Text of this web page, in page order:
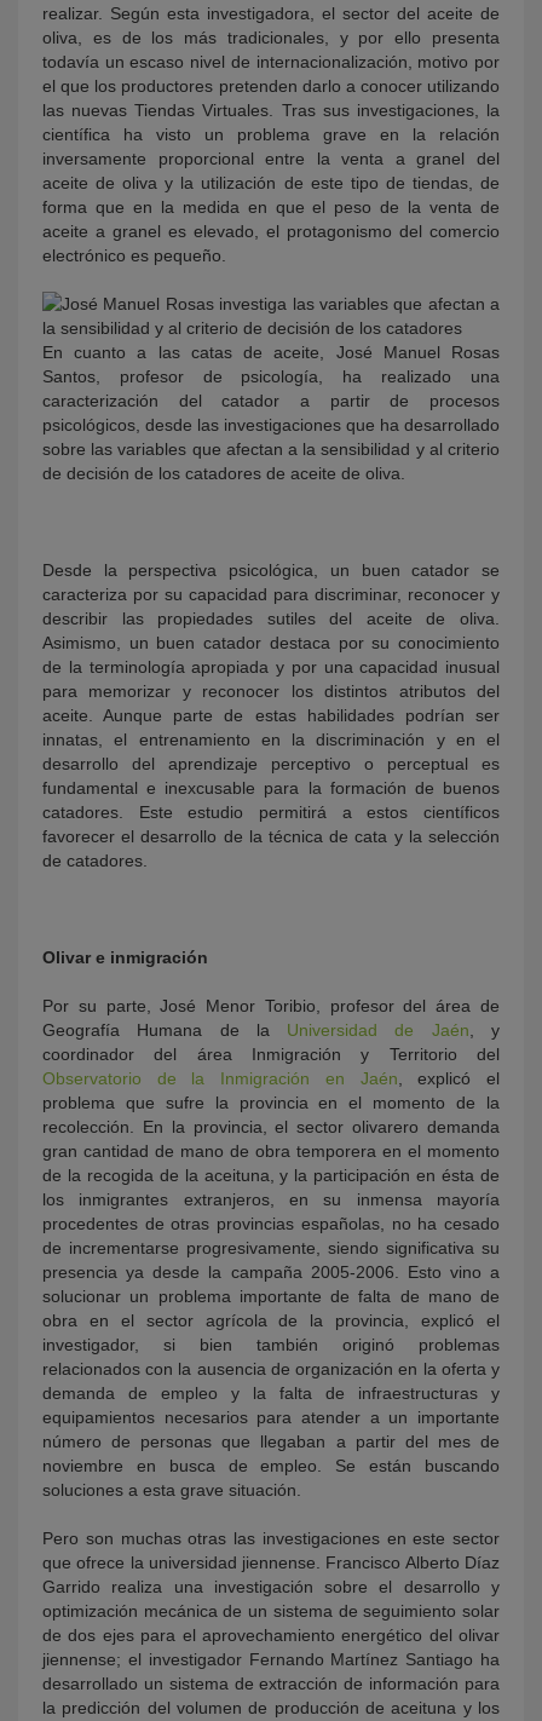
realizar. Según esta investigadora, el sector del aceite de
oliva, es de los más tradicionales, y por ello presenta
todavía un escaso nivel de internacionalización, motivo por
el que los productores pretenden darlo a conocer utilizando
las nuevas Tiendas Virtuales. Tras sus investigaciones, la
científica ha visto un problema grave en la relación
inversamente proporcional entre la venta a granel del
aceite de oliva y la utilización de este tipo de tiendas, de
forma que en la medida en que el peso de la venta de
aceite a granel es elevado, el protagonismo del comercio
electrónico es pequeño.
En cuanto a las catas de aceite, José Manuel Rosas
Santos, profesor de psicología, ha realizado una
caracterización del catador a partir de procesos
psicológicos, desde las investigaciones que ha desarrollado
sobre las variables que afectan a la sensibilidad y al criterio
de decisión de los catadores de aceite de oliva.
Desde la perspectiva psicológica, un buen catador se
caracteriza por su capacidad para discriminar, reconocer y
describir las propiedades sutiles del aceite de oliva.
Asimismo, un buen catador destaca por su conocimiento
de la terminología apropiada y por una capacidad inusual
para memorizar y reconocer los distintos atributos del
aceite. Aunque parte de estas habilidades podrían ser
innatas, el entrenamiento en la discriminación y en el
desarrollo del aprendizaje perceptivo o perceptual es
fundamental e inexcusable para la formación de buenos
catadores. Este estudio permitirá a estos científicos
favorecer el desarrollo de la técnica de cata y la selección
de catadores.
Olivar e inmigración
Por su parte, José Menor Toribio, profesor del área de
Geografía Humana de la Universidad de Jaén , y
coordinador del área Inmigración y Territorio del
Observatorio de la Inmigración en Jaén , explicó el
problema que sufre la provincia en el momento de la
recolección. En la provincia, el sector olivarero demanda
gran cantidad de mano de obra temporera en el momento
de la recogida de la aceituna, y la participación en ésta de
los inmigrantes extranjeros, en su inmensa mayoría
procedentes de otras provincias españolas, no ha cesado
de incrementarse progresivamente, siendo significativa su
presencia ya desde la campaña 2005-2006. Esto vino a
solucionar un problema importante de falta de mano de
obra en el sector agrícola de la provincia, explicó el
investigador, si bien también originó problemas
relacionados con la ausencia de organización en la oferta y
demanda de empleo y la falta de infraestructuras y
equipamientos necesarios para atender a un importante
número de personas que llegaban a partir del mes de
noviembre en busca de empleo. Se están buscando
soluciones a esta grave situación.
Pero son muchas otras las investigaciones en este sector
que ofrece la universidad jiennense. Francisco Alberto Díaz
Garrido realiza una investigación sobre el desarrollo y
optimización mecánica de un sistema de seguimiento solar
de dos ejes para el aprovechamiento energético del olivar
jiennense; el investigador Fernando Martínez Santiago ha
desarrollado un sistema de extracción de información para
la predicción del volumen de producción de aceituna y los